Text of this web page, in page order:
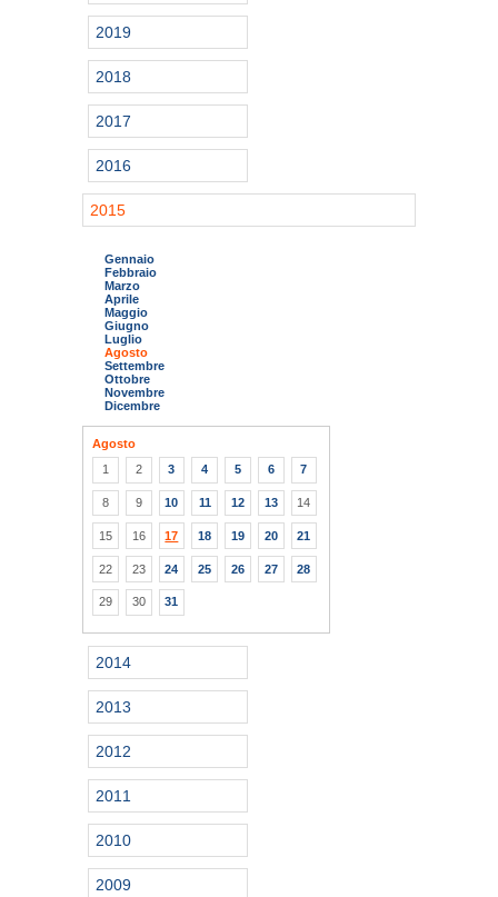
2019
2018
2017
2016
2015
Gennaio
Febbraio
Marzo
Aprile
Maggio
Giugno
Luglio
Agosto
Settembre
Ottobre
Novembre
Dicembre
Agosto
1
2 3 4 5 6 7
8 9 10 11 12 13 14
15 16 17 18 19 20 21
22 23 24 25 26 27 28
29 30 31
2014
2013
2012
2011
2010
2009